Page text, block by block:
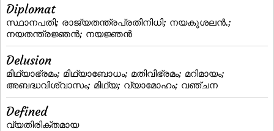
Diplomat
സ്ഥാനപതി; രാജ്യതന്ത്രപ്രതിനിധി; നയകുശലന്‍.;
നയതന്ത്രജ്ഞന്‍; നയജ്ഞന്‍
Delusion
മിഥ്യാഭ്രമം; മിഥ്യാബോധം; മതിവിഭ്രമം; മറിമായം;
അബദ്ധവിശ്വാസം; മിഥ്യ; വ്യാമോഹം; വഞ്ചന
Defined
വ്യതിരിക്തമായ